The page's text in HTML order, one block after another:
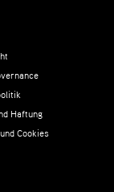
Haftung
Cookies